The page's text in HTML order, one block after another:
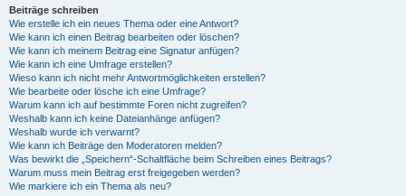
Beiträge schreiben
Wie erstelle ich ein neues Thema oder eine Antwort?
Wie kann ich einen Beitrag bearbeiten oder löschen?
Wie kann ich meinem Beitrag eine Signatur anfügen?
Wie kann ich eine Umfrage erstellen?
Wieso kann ich nicht mehr Antwortmöglichkeiten erstellen?
Wie bearbeite oder lösche ich eine Umfrage?
Warum kann ich auf bestimmte Foren nicht zugreifen?
Weshalb kann ich keine Dateianhänge anfügen?
Weshalb wurde ich verwarnt?
Wie kann ich Beiträge den Moderatoren melden?
Was bewirkt die „Speichern“-Schaltfläche beim Schreiben eines Beitrags?
Warum muss mein Beitrag erst freigegeben werden?
Wie markiere ich ein Thema als neu?